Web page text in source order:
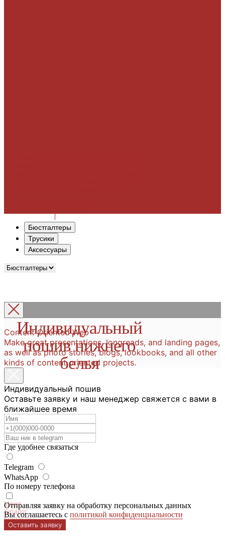
Индивидуальный
пошив нижнего
белья
Каталог
Новинки
Instagram
Меню
Каталог
Контакты
Покупателям
Бюстгалтеры
Трусики
Аксессуары
Content Oriented Web
Make great presentations, longreads, and landing pages,
as well as photo stories, blogs, lookbooks, and all other
kinds of content oriented projects.
Индивидуальный пошив
Оставьте заявку и наш менеджер свяжется с вами в
ближайшее время
Где удобнее связаться
Telegram
WhatsApp
По номеру телефона
Отправляя заявку на обработку персональных данных
Вы соглашаетесь с политикой конфиденциальности
Оставить заявку